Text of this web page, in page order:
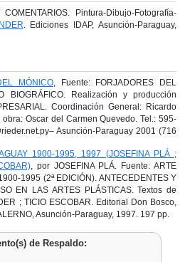
Pintura-Dibujo-Fotografía-
. Ediciones IDAP, Asunción-Paraguay,
MÓNICO, Fuente: FORJADORES DEL
BIOGRÁFICO. Realización y producción
Coordinación General: Ricardo
Oscar del Carmen Quevedo. Tel.: 595-
Asunción-Paraguay 2001 (716
1900-1995, 1997 (JOSEFINA PLÁ ;
, por JOSEFINA PLÁ. Fuente: ARTE
1995 (2ª EDICIÓN). ANTECEDENTES Y
EN LAS ARTES PLÁSTICAS. Textos de
; TICIO ESCOBAR. Editorial Don Bosco,
Asunción-Paraguay, 1997. 197 pp.
de Respaldo: